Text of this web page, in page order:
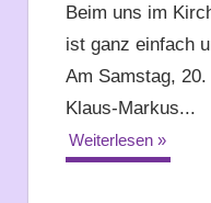
Beim uns im
ist ganz einfach
Am Samstag,
Klaus-Markus...
Weiterlesen